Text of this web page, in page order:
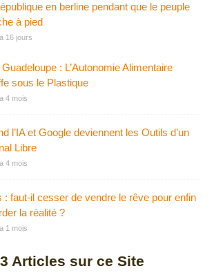
en berline pendant que le peuple
à pied
16 jours
: L’Autonomie Alimentaire
sous le Plastique
4 mois
l’IA et Google deviennent les Outils d’un
Libre
4 mois
: faut-il cesser de vendre le rêve pour enfin
la réalité ?
1 mois
Articles sur ce Site